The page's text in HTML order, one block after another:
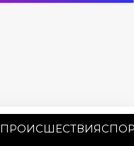
ПРОИСШЕСТВИЯ